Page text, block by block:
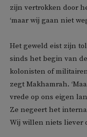
zijn vertrokken door
‘maar wij gaan niet
Het geweld eist zijn
sinds het begin van
kolonisten of militairen
zegt Makhamrah.
vrede op ons eigen
Ze negeert het
Wij willen niets liever